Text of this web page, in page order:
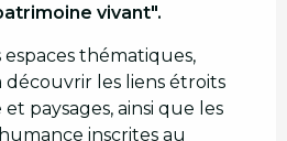
vivant".
thématiques,
découvrir les liens étroits
paysages, ainsi que les
inscrites au